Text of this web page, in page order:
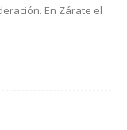
En Zárate el